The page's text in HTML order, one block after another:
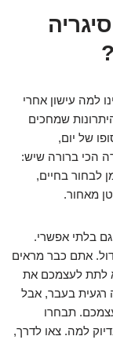
למה עישון אחרי
שמחכים
של יום,
הכי ברורה שיש:
לבחור בחיים,
מאחור.
בלתי אפשרי.
אתם כבר מראים
לתת לעצמכם את
רגעית בעבר, אבל
תבחרו
למה. צאו לדרך,